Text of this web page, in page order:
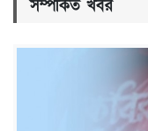
সম্পর্কিত খবর